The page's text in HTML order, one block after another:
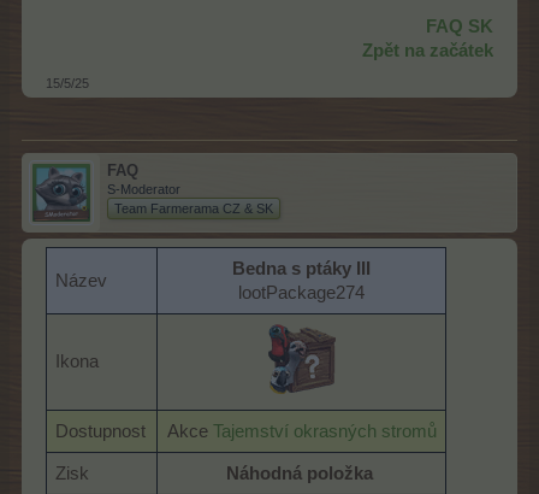
FAQ SK
Zpět na začátek
15/5/25
FAQ
S-Moderator
Team Farmerama CZ & SK
Název
Bedna s ptáky III
lootPackage274​
Ikona
Dostupnost Akce Tajemství okrasných stromů
Zisk Náhodná položka